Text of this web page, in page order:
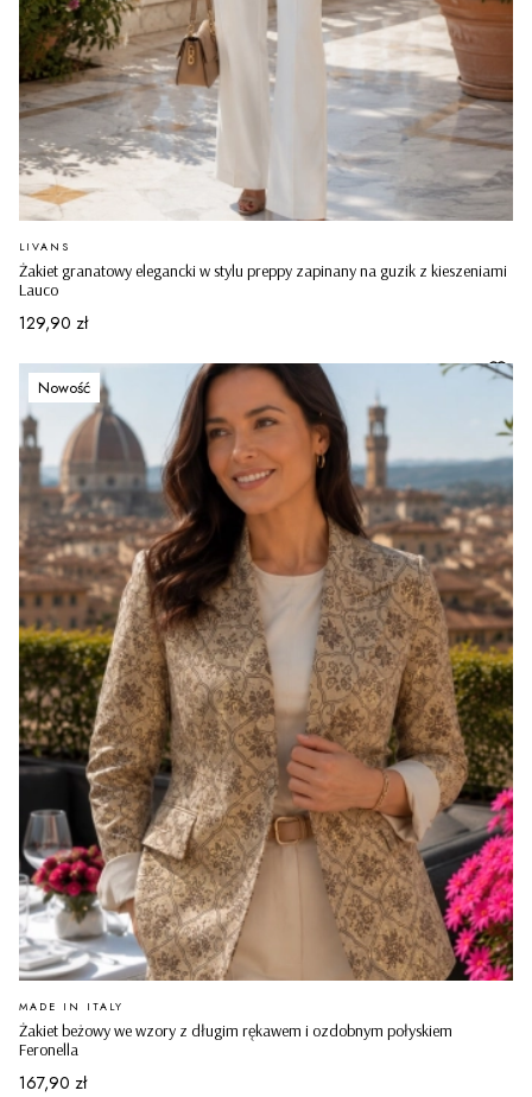
Żakiet granatowy elegancki w stylu preppy zapinany na guzik z kieszeniami
Lauco
PRODUCENT
LIVANS
Cena
129,90 zł
Nowość
Żakiet beżowy we wzory z długim rękawem i ozdobnym połyskiem
Feronella
PRODUCENT
MADE IN ITALY
Cena
167,90 zł